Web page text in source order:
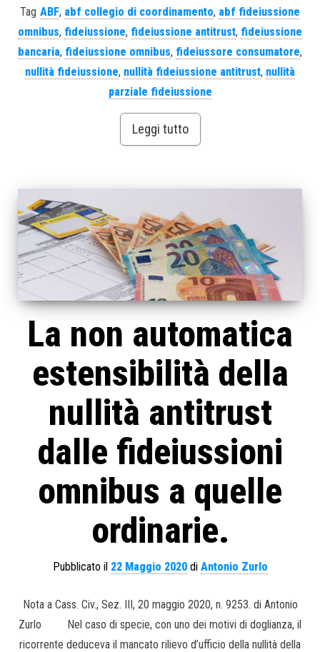
Tag ABF, abf collegio di coordinamento, abf fideiussione
omnibus, fideiussione, fideiussione antitrust, fideiussione
bancaria, fideiussione omnibus, fideiussore consumatore,
nullità fideiussione, nullità fideiussione antitrust, nullità
parziale fideiussione
Leggi tutto
La non automatica
estensibilità della
nullità antitrust
dalle fideiussioni
omnibus a quelle
ordinarie.
Pubblicato il 22 Maggio 2020di Antonio Zurlo
Nota a Cass. Civ., Sez. III, 20 maggio 2020, n. 9253. di Antonio
Zurlo Nel caso di specie, con uno dei motivi di doglianza, il
ricorrente deduceva il mancato rilievo d’ufficio della nullità della